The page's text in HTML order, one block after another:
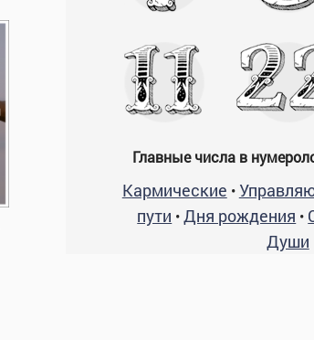
Главные числа в
Кармические •
пути •Дня рождения •
Души